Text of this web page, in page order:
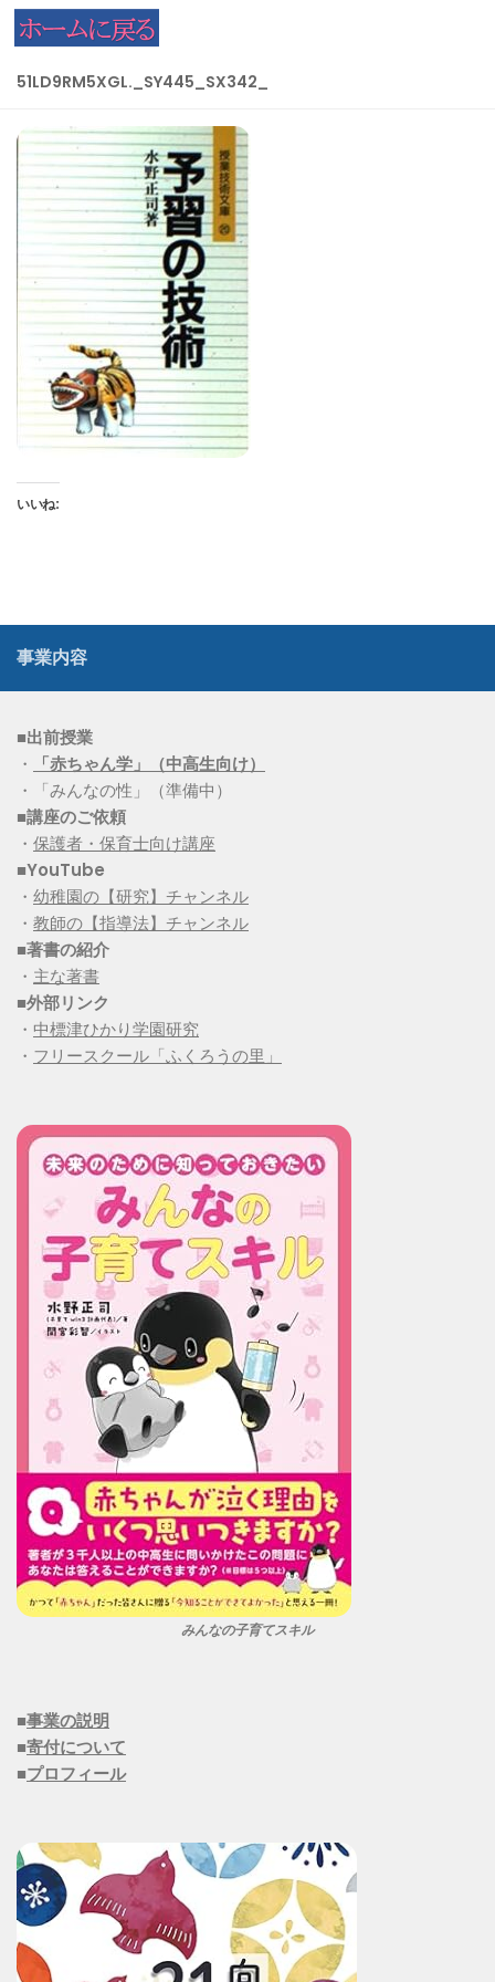
コンテンツへスキップ
51LD9RM5XGL._SY445_SX342_
いいね:
事業内容
■出前授業
・
「赤ちゃん学」（中高生向け）
・「みんなの性」（準備中）
■講座のご依頼
・ 保護者・保育士向け講座
■YouTube
・ 幼稚園の【研究】チャンネル
・ 教師の【指導法】チャンネル
■著書の紹介
・ 主な著書
■外部リンク
・ 中標津ひかり学園研究
・ フリースクール「ふくろうの里」
みんなの子育てスキル
■事業の説明
■寄付について
■プロフィール